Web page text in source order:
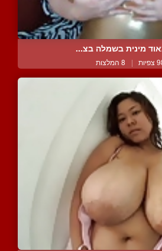
מינית בשמלה בצ...
| 8 המלצות